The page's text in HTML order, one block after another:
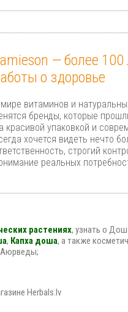
— более 100
о здоровье
витаминов и
бренды, которые
красивой упаковкой и
хочется видеть нечто
строгий
реальных
растениях, узнать о
, Капха доша, а также
Аюрведы;
Herbals.lv